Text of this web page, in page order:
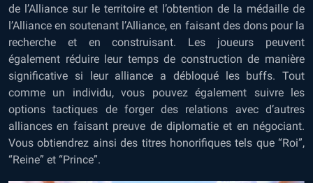
de l’Alliance sur le territoire et l’obtention de la médaille de
l’Alliance en soutenant l’Alliance, en faisant des dons pour la
recherche et en construisant. Les joueurs peuvent
également réduire leur temps de construction de manière
significative si leur alliance a débloqué les buffs. Tout
comme un individu, vous pouvez également suivre les
options tactiques de forger des relations avec d’autres
alliances en faisant preuve de diplomatie et en négociant.
Vous obtiendrez ainsi des titres honorifiques tels que “Roi”,
“Reine” et “Prince”.